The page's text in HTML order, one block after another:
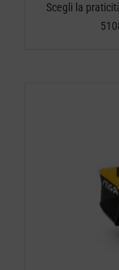
Scegli la